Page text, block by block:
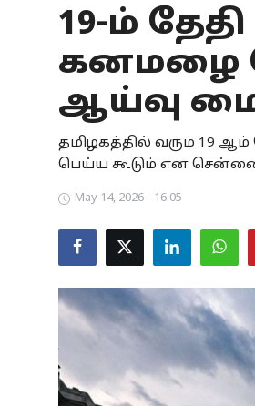
Health
Special Story
Tamilnadu
National
Astrology
19-ம்
கனமழை
ஆய்வு
தமிழகத்தில் வரும் 19
பெய்ய கூடும் என
May 14, 2026 - 16:05